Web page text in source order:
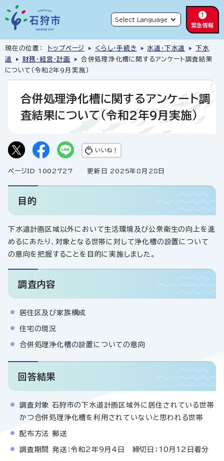
緊急情報
現在の位置： トップページ くらし・手続き 水道・下水道
下水
道
財務・経営・計画
合併処理浄化槽に関するアンケート調査結果
について（令和2年9月実施）
合併処理浄化槽に関するアンケート調
査結果について（令和2年9月実施）
いいね！
ページID 1002727 更新日 2025年8月28日
目的
下水道計画区域以外において生活環境及び公衆衛生の向上を進
めるにあたり、対象となる世帯に対して浄化槽の設置について
の意向を把握することを目的に実施しました。
調査内容
居住区及び家族構成
住宅の現況
合併処理浄化槽の設置についての意向
回答結果
調査対象 石狩市の下水道計画区域外に居住されている世帯
かつ合併処理浄化槽を利用されていないと思われる世帯
配布方法 郵送
調査期間 発送：令和2年9月4日 締切日：10月12日着分